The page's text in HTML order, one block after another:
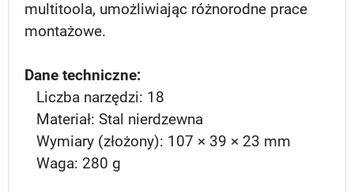
multitoola, umożliwiając różnorodne prace
montażowe.
Dane techniczne:
Liczba narzędzi: 18
Materiał: Stal nierdzewna
Wymiary (złożony): 107 × 39 × 23 mm
Waga: 280 g